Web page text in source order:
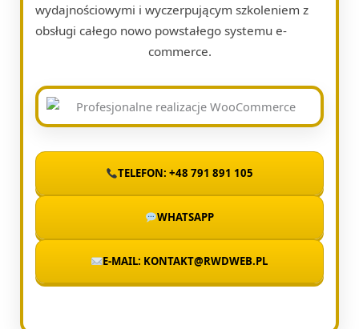
wydajnościowymi i wyczerpującym szkoleniem z
obsługi całego nowo powstałego systemu e-
commerce.
TELEFON: +48 791 891 105
WHATSAPP
E-MAIL: KONTAKT@RWDWEB.PL